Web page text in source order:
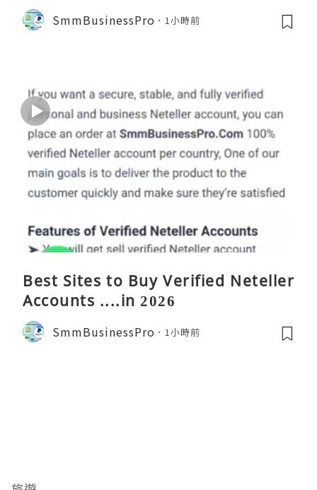
SmmBusinessPro 1小時前
Best Sites to Buy Verified Neteller
Accounts ....in 2026
SmmBusinessPro 1小時前